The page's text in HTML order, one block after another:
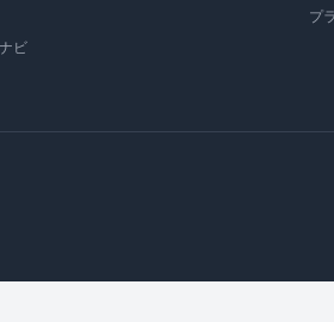
ビ
プ